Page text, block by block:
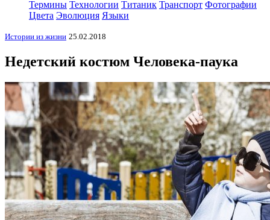
Термины Технологии Титаник Транспорт Фотографии
Цвета Эволюция Языки
Истории из жизни 25.02.2018
Недетский костюм Человека-паука